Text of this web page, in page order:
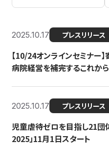
2025.10.17 プレスリリース
【10/24オンラインセミナー
病院経営を補完するこれか
2025.10.17 プレスリリース
児童虐待ゼロを目指し21団
2025」11月1日スタート